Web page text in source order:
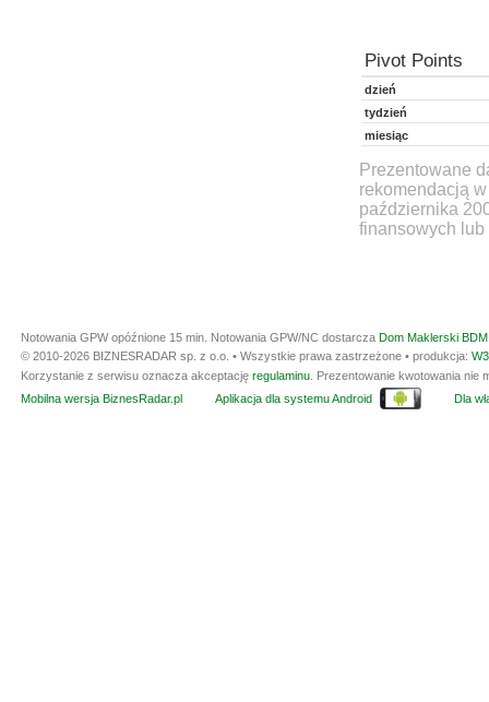
Pivot Points
dzień
tydzień
miesiąc
Prezentowane
rekomendacją
października
finansowych lub
Notowania GPW opóźnione 15 min. Notowania GPW/NC dostarcza Dom Maklerski
© 2010-2026 BIZNESRADAR sp. z o.o. • Wszystkie prawa zastrzeżone • produkcja:
Korzystanie z serwisu oznacza akceptację regulaminu . Prezentowanie kwotowania
Mobilna wersja BiznesRadar.pl
Aplikacja dla systemu Android Dla